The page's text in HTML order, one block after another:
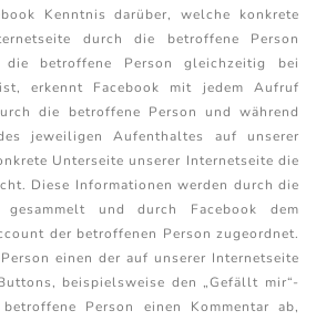
Kenntnis darüber, welche konkrete
durch die betroffene Person
betroffene Person gleichzeitig bei
erkennt Facebook mit jedem Aufruf
die betroffene Person und während
jeweiligen Aufenthaltes auf unserer
Unterseite unserer Internetseite die
Diese Informationen werden durch die
gesammelt und durch Facebook dem
der betroffenen Person zugeordnet.
einen der auf unserer Internetseite
beispielsweise den „Gefällt mir“-
Person einen Kommentar ab,